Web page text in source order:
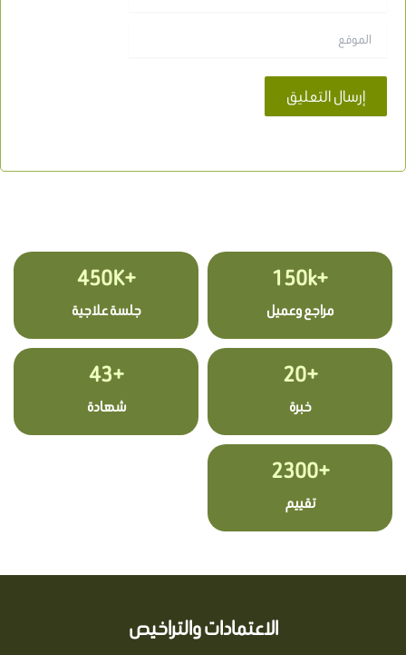
+150k
مراجع وعميل
+450K
جلسة علاجية
+20
خبرة
+43
شهادة
+2300
تقييم
الاعتمادات والتراخيص